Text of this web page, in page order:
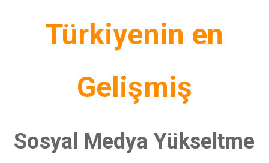
Türkiyenin en
Gelişmiş
Sosyal Medya Yükseltme